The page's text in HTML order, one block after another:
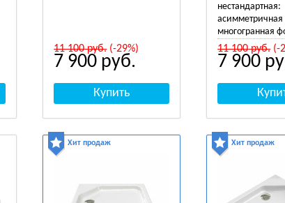
11 100руб.(-29%)
7 900 руб.
нестандартная:
асимметричная
многогранная
11 100руб.(-
7 900
Хит продаж Хит продаж